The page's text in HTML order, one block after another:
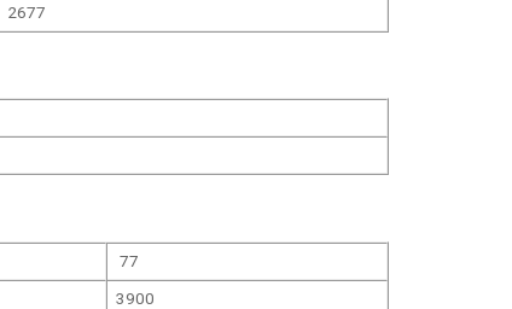
2677
77
3900